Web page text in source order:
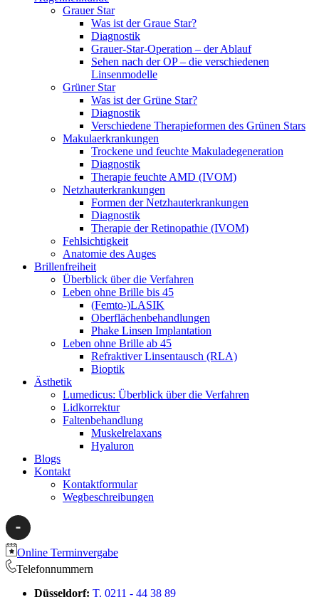
Grauer Star
Was ist der Graue Star?
Diagnostik
Grauer-Star-Operation – der Ablauf
Sehen nach der OP – die verschiedenen
Linsenmodelle
Grüner Star
Was ist der Grüne Star?
Diagnostik
Verschiedene Therapieformen des Grünen Stars
Makulaerkrankungen
Trockene und feuchte Makuladegeneration
Diagnostik
Therapie feuchte AMD (IVOM)
Netzhauterkrankungen
Formen der Netzhauterkrankungen
Diagnostik
Therapie der Retinopathie (IVOM)
Fehlsichtigkeit
Anatomie des Auges
Brillenfreiheit
Überblick über die Verfahren
Leben ohne Brille bis 45
(Femto-)LASIK
Oberflächenbehandlungen
Phake Linsen Implantation
Leben ohne Brille ab 45
Refraktiver Linsentausch (RLA)
Bioptik
Ästhetik
Lumedicus: Überblick über die Verfahren
Lidkorrektur
Faltenbehandlung
Muskelrelaxans
Hyaluron
Blogs
Kontakt
Kontaktformular
Wegbeschreibungen
Online Terminvergabe
Telefonnummern
Düsseldorf: T. 0211 - 44 38 89